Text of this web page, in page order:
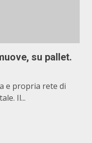
su pallet.
e propria rete di
Il...